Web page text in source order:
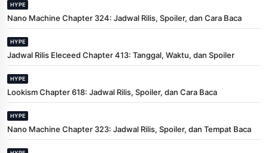
HYPE
Nano Machine Chapter 324: Jadwal Rilis, Spoiler, dan Cara Baca
HYPE
Jadwal Rilis Eleceed Chapter 413: Tanggal, Waktu, dan Spoiler
HYPE
Lookism Chapter 618: Jadwal Rilis, Spoiler, dan Cara Baca
HYPE
Nano Machine Chapter 323: Jadwal Rilis, Spoiler, dan Tempat Baca